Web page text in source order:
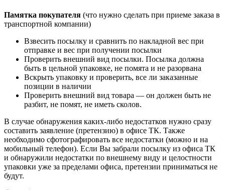
Памятка покупателя (что нужно сделать при приеме заказа в
транспортной компании)
Взвесить посылку и сравнить по накладной вес при
отправке и вес при получении посылки
Проверить внешний вид посылки. Посылка должна
быть в цельной упаковке, не помята и не разорвана
Вскрыть упаковку и проверить, все ли заказанные
позиции в наличии
Проверить внешний вид товара — он должен быть не
разбит, не помят, не иметь сколов.
В случае обнаружения каких-либо недостатков нужно сразу
составить заявление (претензию) в офисе ТК. Также
необходимо сфотографировать все недостатки (можно и на
мобильный телефон). Если Вы забрали посылку из офиса ТК
и обнаружили недостатки по внешнему виду и целостности
упаковки уже за пределами офиса, претензии приниматься не
будут.